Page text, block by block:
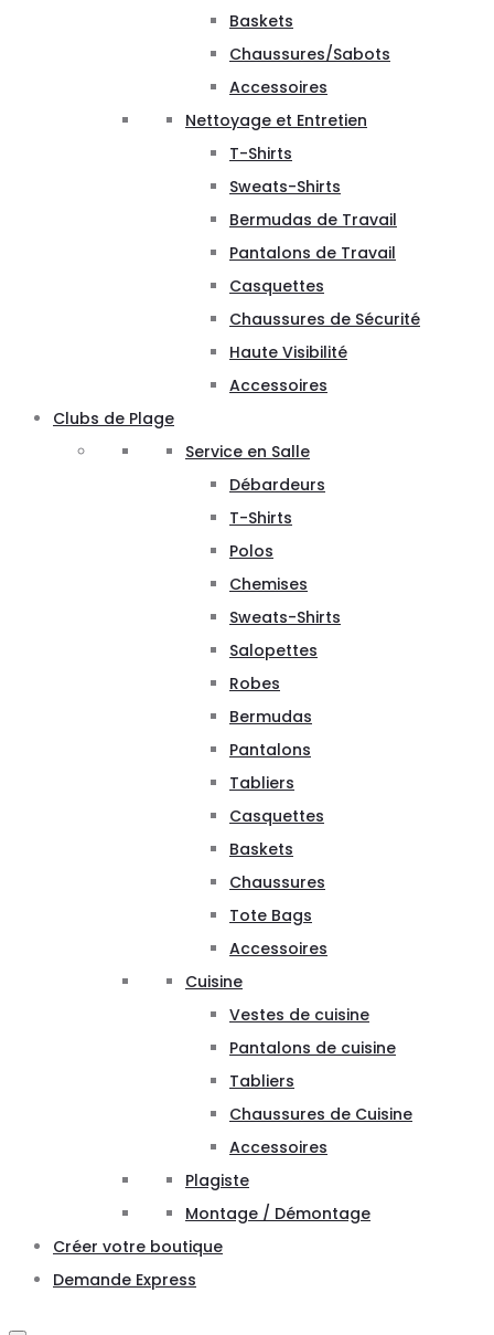
Baskets
Chaussures/Sabots
Accessoires
Nettoyage et Entretien
T-Shirts
Sweats-Shirts
Bermudas de Travail
Pantalons de Travail
Casquettes
Chaussures de Sécurité
Haute Visibilité
Accessoires
Clubs de Plage
Service en Salle
Débardeurs
T-Shirts
Polos
Chemises
Sweats-Shirts
Salopettes
Robes
Bermudas
Pantalons
Tabliers
Casquettes
Baskets
Chaussures
Tote Bags
Accessoires
Cuisine
Vestes de cuisine
Pantalons de cuisine
Tabliers
Chaussures de Cuisine
Accessoires
Plagiste
Montage / Démontage
Créer votre boutique
Demande Express